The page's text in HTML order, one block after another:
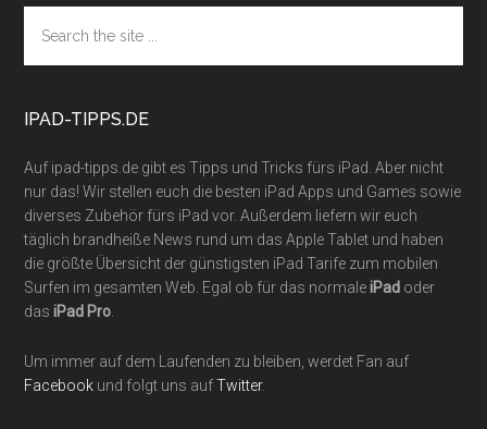
Footer
the
site
IPAD-TIPPS.DE
Auf ipad-tipps.de gibt es Tipps und Tricks fürs iPad. Aber nicht
nur das! Wir stellen euch die besten iPad Apps und Games sowie
diverses Zubehör fürs iPad vor. Außerdem liefern wir euch
täglich brandheiße News rund um das Apple Tablet und haben
die größte Übersicht der günstigsten iPad Tarife zum mobilen
Surfen im gesamten Web. Egal ob für das normaleiPad oder
dasiPad Pro
Um immer auf dem Laufenden zu bleiben, werdet Fan auf
Facebook und folgt uns aufTwitter.